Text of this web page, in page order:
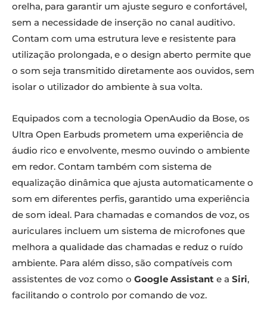
orelha, para garantir um ajuste seguro e confortável,
sem a necessidade de inserção no canal auditivo.
Contam com uma estrutura leve e resistente para
utilização prolongada, e o design aberto permite que
o som seja transmitido diretamente aos ouvidos, sem
isolar o utilizador do ambiente à sua volta.
Equipados com a tecnologia OpenAudio da Bose, os
Ultra Open Earbuds prometem uma experiência de
áudio rico e envolvente, mesmo ouvindo o ambiente
em redor. Contam também com sistema de
equalização dinâmica que ajusta automaticamente o
som em diferentes perfis, garantido uma experiência
de som ideal. Para chamadas e comandos de voz, os
auriculares incluem um sistema de microfones que
melhora a qualidade das chamadas e reduz o ruído
ambiente. Para além disso, são compatíveis com
assistentes de voz como o Google Assistant e a Siri,
facilitando o controlo por comando de voz.